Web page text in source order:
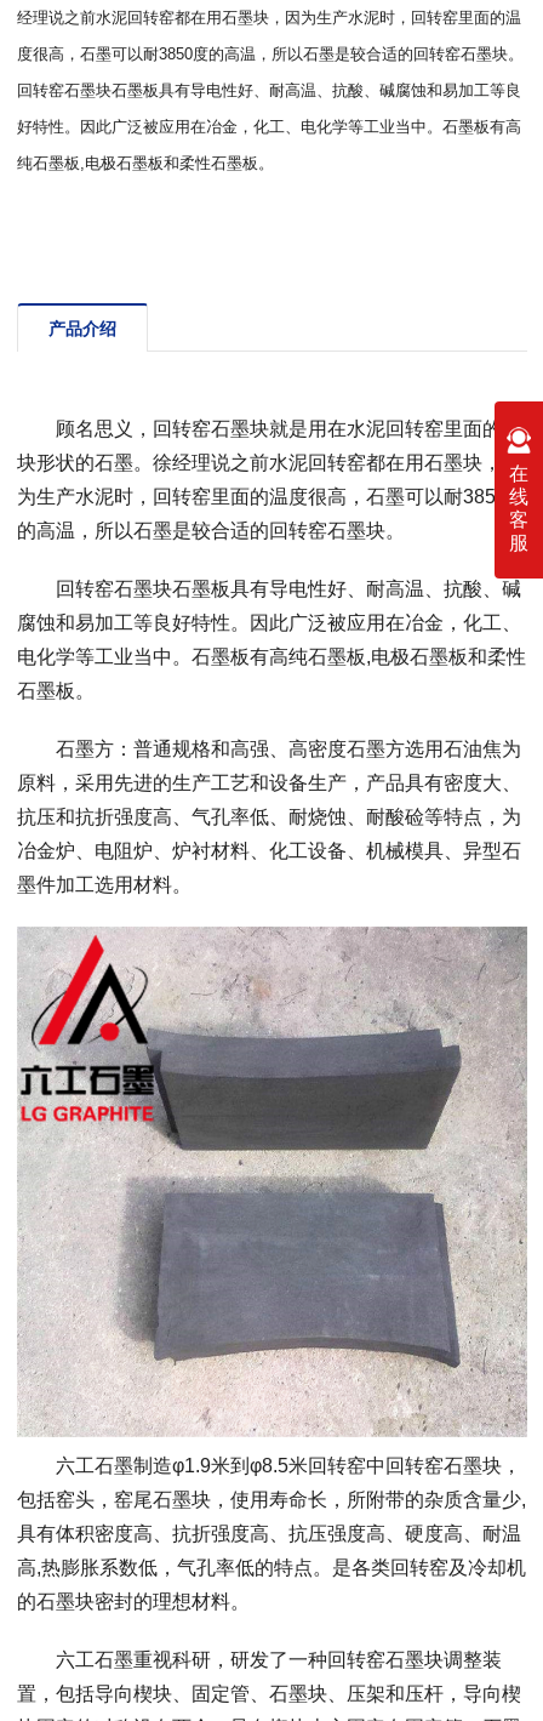
经理说之前水泥回转窑都在用石墨块，因为生产水泥时，回转窑里面的温
度很高，石墨可以耐3850度的高温，所以石墨是较合适的回转窑石墨块。
回转窑石墨块石墨板具有导电性好、耐高温、抗酸、碱腐蚀和易加工等良
好特性。因此广泛被应用在冶金，化工、电化学等工业当中。石墨板有高
纯石墨板,电极石墨板和柔性石墨板。
产品介绍
顾名思义，回转窑石墨块就是用在水泥回转窑里面的方
块形状的石墨。徐经理说之前水泥回转窑都在用石墨块，因
为生产水泥时，回转窑里面的温度很高，石墨可以耐3850度
的高温，所以石墨是较合适的回转窑石墨块。
回转窑石墨块石墨板具有导电性好、耐高温、抗酸、碱
腐蚀和易加工等良好特性。因此广泛被应用在冶金，化工、
电化学等工业当中。石墨板有高纯石墨板,电极石墨板和柔性
石墨板。
石墨方：普通规格和高强、高密度石墨方选用石油焦为
原料，采用先进的生产工艺和设备生产，产品具有密度大、
抗压和抗折强度高、气孔率低、耐烧蚀、耐酸硷等特点，为
冶金炉、电阻炉、炉衬材料、化工设备、机械模具、异型石
墨件加工选用材料。
六工石墨制造φ1.9米到φ8.5米回转窑中回转窑石墨块，
包括窑头，窑尾石墨块，使用寿命长，所附带的杂质含量少,
具有体积密度高、抗折强度高、抗压强度高、硬度高、耐温
高,热膨胀系数低，气孔率低的特点。是各类回转窑及冷却机
的石墨块密封的理想材料。
六工石墨重视科研，研发了一种回转窑石墨块调整装
置，包括导向楔块、固定管、石墨块、压架和压杆，导向楔
在
线
客
服